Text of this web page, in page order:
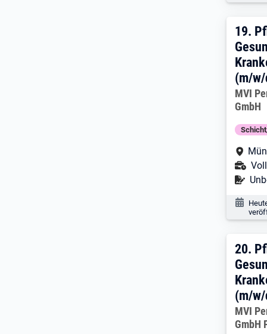
19.
19.
(m/
MVI
GmbH
20.
20.
(m/
MVI
GmbH